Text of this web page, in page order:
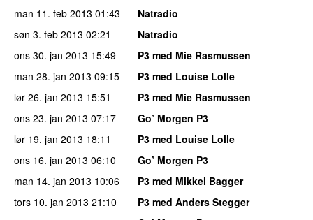
man 11. feb 2013 01:43
Natradio
søn 3. feb 2013 02:21
Natradio
ons 30. jan 2013 15:49
P3 med Mie Rasmussen
man 28. jan 2013 09:15
P3 med Louise Lolle
lør 26. jan 2013 15:51
P3 med Mie Rasmussen
ons 23. jan 2013 07:17
Go’ Morgen P3
lør 19. jan 2013 18:11
P3 med Louise Lolle
ons 16. jan 2013 06:10
Go’ Morgen P3
man 14. jan 2013 10:06
P3 med Mikkel Bagger
tors 10. jan 2013 21:10
P3 med Anders Stegger